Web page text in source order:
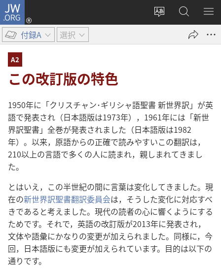
JW.ORG
サ
ト
変
え
る
ロ
グ
ン
ブ
で
開
く）
JW.ORG
の
検
メ
を
付録A 選択
A2
この改訂版の特色
1950年に「クリスチャン･ギリシャ語聖書 新世界訳」が英
語で発表され（日本語版は1973年），1961年には「新世
界訳聖書」全巻が発表されました（日本語版は1982
年）。以来，原語からの正確で読みやすいこの翻訳は，
210以上の言語で多くの人に読まれ，親しまれてきまし
た。
とはいえ，この半世紀の間に言葉は変化してきました。現
在の新世界訳聖書翻訳委員会は，そうした変化に対応すべ
きであると考えました。現代の読者の心に響くようにする
ためです。それで，英語の改訂版が2013年に発表され，
文体や語彙にかなりの変更が加えられました。同様に，今
回，日本語版にも変更が加えられています。目的は以下の
通りです。